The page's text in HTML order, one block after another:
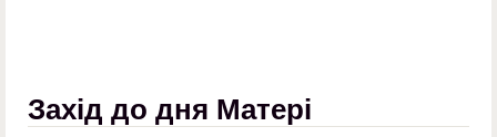
Захід до дня Матері